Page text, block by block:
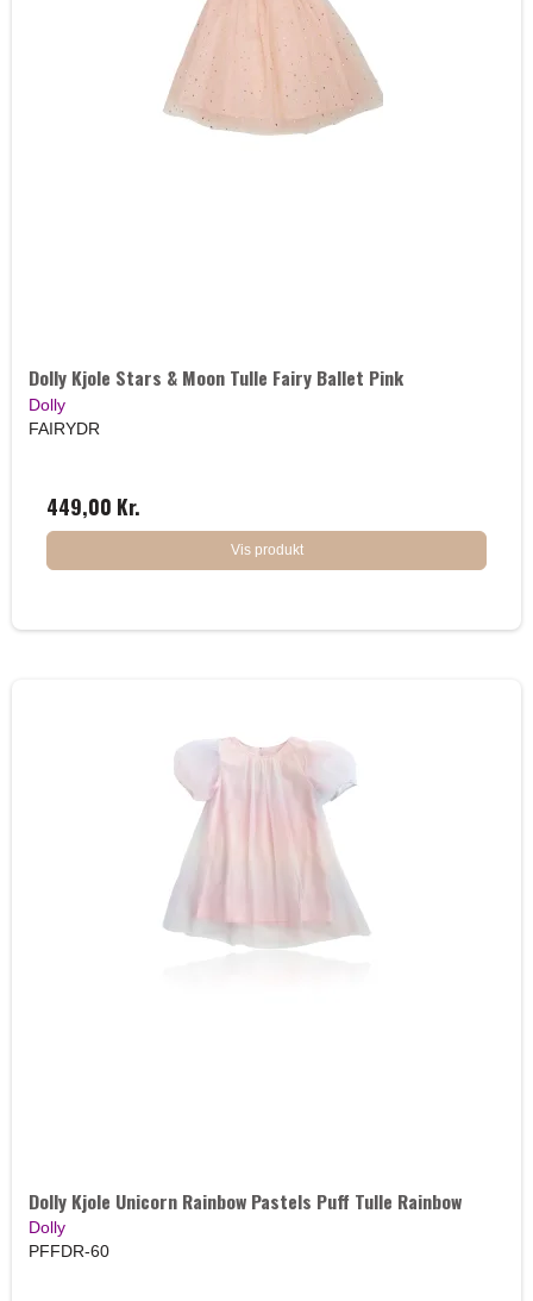
Dolly Kjole Stars & Moon Tulle Fairy Ballet Pink
Dolly
FAIRYDR
449,00 Kr.
Vis produkt
Dolly Kjole Unicorn Rainbow Pastels Puff Tulle Rainbow
Dolly
PFFDR-60